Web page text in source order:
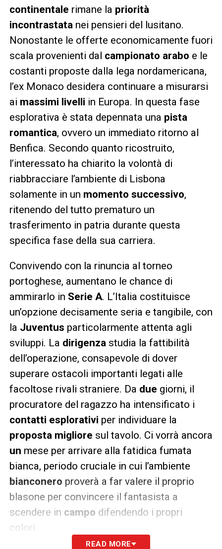
continentale rimane la priorità
incontrastatanei pensieri del lusitano.
Nonostante le offerte economicamente fuori
scala provenienti dal campionato arabo e le
costanti proposte dalla lega nordamericana,
l’ex Monaco desidera continuare a misurarsi
ai massimi livelli in Europa. In questa fase
esplorativa è stata depennata una pista
romantica, ovvero un immediato ritorno al
Benfica. Secondo quanto ricostruito,
l’interessato ha chiarito la volontà di
riabbracciare l’ambiente di Lisbona
solamente in un momento successivo,
ritenendo del tutto prematuro un
trasferimento in patria durante questa
specifica fase della sua carriera.
Convivendo con la rinuncia al torneo
portoghese, aumentano le chance di
ammirarlo in Serie A. L’Italia costituisce
un’opzione decisamente seria e tangibile, con
la Juventus particolarmente attenta agli
sviluppi. La dirigenzastudia la fattibilità
dell’operazione, consapevole di dover
superare ostacoli importanti legati alle
facoltose rivali straniere. Da due giorni, il
procuratore del ragazzo ha intensificato i
contatti esplorativi per individuare la
proposta migliore sul tavolo. Ci vorrà ancora
un mese per arrivare alla fatidica fumata
bianca, periodo cruciale in cui l’ambiente
bianconero proverà a far valere il proprio
blasone per convincere il fantasista a
scendere in campo difendendo i propri
colori.
READ MORE